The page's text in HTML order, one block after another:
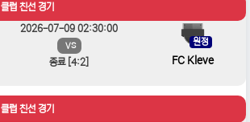
클럽 친선 경기
2026-07-09 02:30:00
VS
종료 [4:2]
원정
FC Kleve
클럽 친선 경기